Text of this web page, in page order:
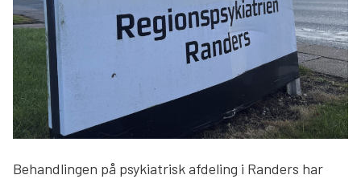
Behandlingen på psykiatrisk afdeling i Randers har